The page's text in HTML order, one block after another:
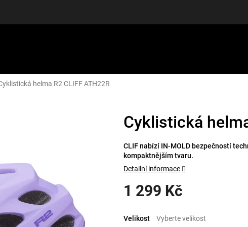
helma R2 CLIFF ATH22R
Cyklistická
1 299 Kč
cena:
Velikost
CLIF nabízí IN-MOLD bezpečností
kompaktnějším tvaru.
Detailní informace